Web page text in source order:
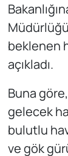
beklenen
açıkladı.
Buna
gelecek
bulutlu
ve gök